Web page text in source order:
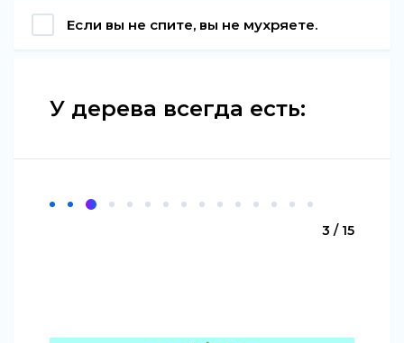
Если вы не спите, вы не мухряете.
У дерева всегда есть:
3 / 15